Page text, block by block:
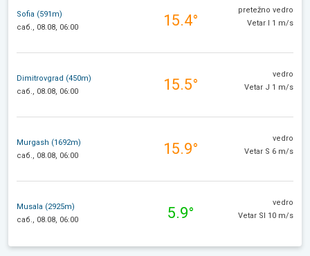
Sofia (591m)
саб., 08.08, 06:00
15.4°
pretežno vedro
Vetar I 1 m/s
Dimitrovgrad (450m)
саб., 08.08, 06:00
15.5°
vedro
Vetar J 1 m/s
Murgash (1692m)
саб., 08.08, 06:00
15.9°
vedro
Vetar S 6 m/s
Musala (2925m)
саб., 08.08, 06:00
5.9°
vedro
Vetar SI 10 m/s